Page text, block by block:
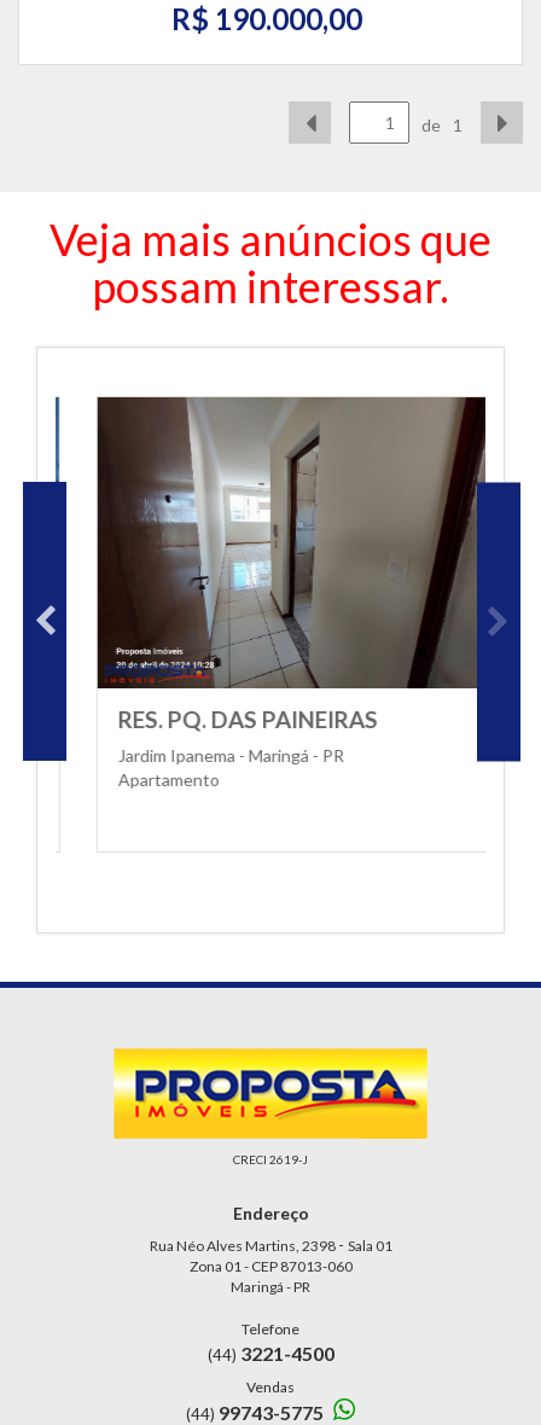
R$ 190.000,00
de 1
Veja mais anúncios que
possam interessar.
RES. PQ. DAS PAINEIRAS
Jardim Ipanema - Maringá - PR
Apartamento
CRECI 2619-J
Endereço
Rua Néo Alves Martins, 2398 - Sala 01
Zona 01 - CEP 87013-060
Maringá - PR
Telefone
(44) 3221-4500
Vendas
(44) 99743-5775